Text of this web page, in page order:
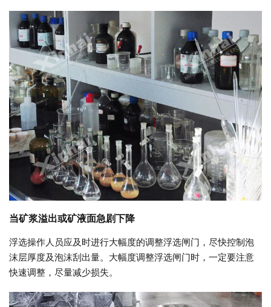
当矿浆溢出或矿液面急剧下降
浮选操作人员应及时进行大幅度的调整浮选闸门，尽快控制泡
沫层厚度及泡沫刮出量。大幅度调整浮选闸门时，一定要注意
快速调整，尽量减少损失。